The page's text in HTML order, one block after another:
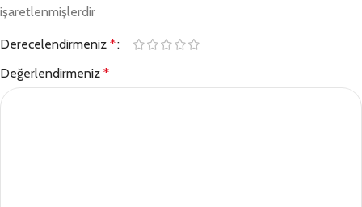
işaretlenmişlerdir
Derecelendirmeniz *
Değerlendirmeniz *